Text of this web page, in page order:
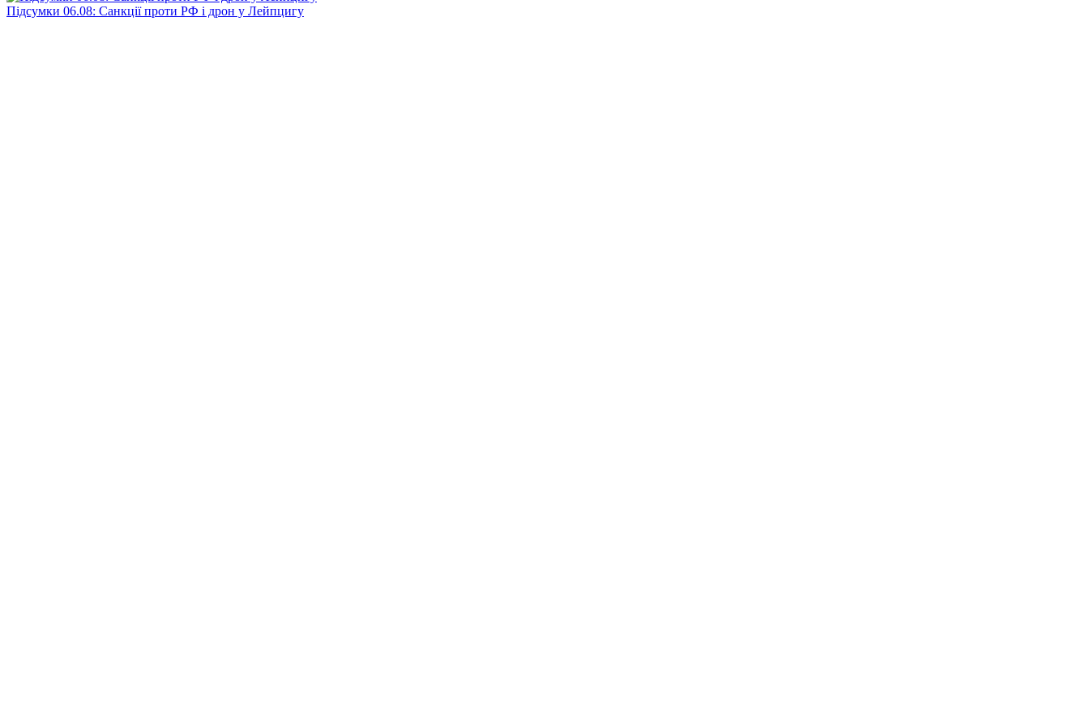
Підсумки 06.08: Санкції проти РФ і дрон у Лейпцигу